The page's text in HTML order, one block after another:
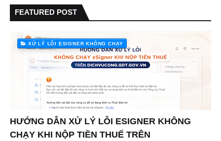
FEATURED POST
XỬ LÝ LỖI ESIGNER KHÔNG CHẠY
HƯỚNG DẪN XỬ LÝ LỖI ESIGNER KHÔNG
CHẠY KHI NỘP TIỀN THUẾ TRÊN